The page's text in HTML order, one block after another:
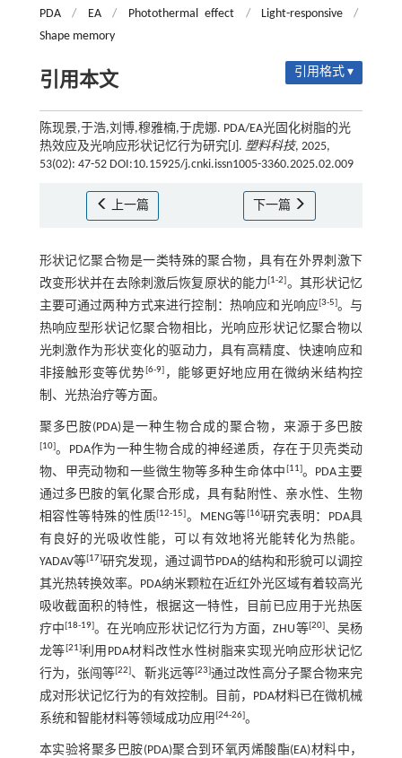
PDA / EA / Photothermal effect / Light-responsive
/
Shape memory
引用本文 引用格式 ▾
陈现景,于浩,刘博,穆雅楠,于虎娜. PDA/EA光固化树脂的光
热效应及光响应形状记忆行为研究[J]. 塑料科技, 2025,
53(02): 47-52 DOI:10.15925/j.cnki.issn1005-3360.2025.02.009
上一篇 下一篇
形状记忆聚合物是一类特殊的聚合物，具有在外界刺激下
改变形状并在去除刺激后恢复原状的能力[1-2]。其形状记忆
主要可通过两种方式来进行控制：热响应和光响应[3-5]。与
热响应型形状记忆聚合物相比，光响应形状记忆聚合物以
光刺激作为形状变化的驱动力，具有高精度、快速响应和
非接触形变等优势[6-9]，能够更好地应用在微纳米结构控
制、光热治疗等方面。
聚多巴胺(PDA)是一种生物合成的聚合物，来源于多巴胺
[10]。PDA作为一种生物合成的神经递质，存在于贝壳类动
物、甲壳动物和一些微生物等多种生命体中 [11]。PDA主要
通过多巴胺的氧化聚合形成，具有黏附性、亲水性、生物
相容性等特殊的性质[12-15]。MENG等[16]研究表明：PDA具
有良好的光吸收性能，可以有效地将光能转化为热能。
YADAV等[17]研究发现，通过调节PDA的结构和形貌可以调控
其光热转换效率。PDA纳米颗粒在近红外光区域有着较高光
吸收截面积的特性，根据这一特性，目前已应用于光热医
疗中[18-19]。在光响应形状记忆行为方面，ZHU等[20]、吴杨
龙等[21]利用PDA材料改性水性树脂来实现光响应形状记忆
行为，张闯等[22]、靳兆远等[23]通过改性高分子聚合物来完
成对形状记忆行为的有效控制。目前，PDA材料已在微机械
系统和智能材料等领域成功应用 [24-26]。
本实验将聚多巴胺(PDA)聚合到环氧丙烯酸酯(EA)材料中，